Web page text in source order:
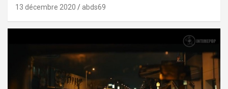
13 décembre 2020 abds69